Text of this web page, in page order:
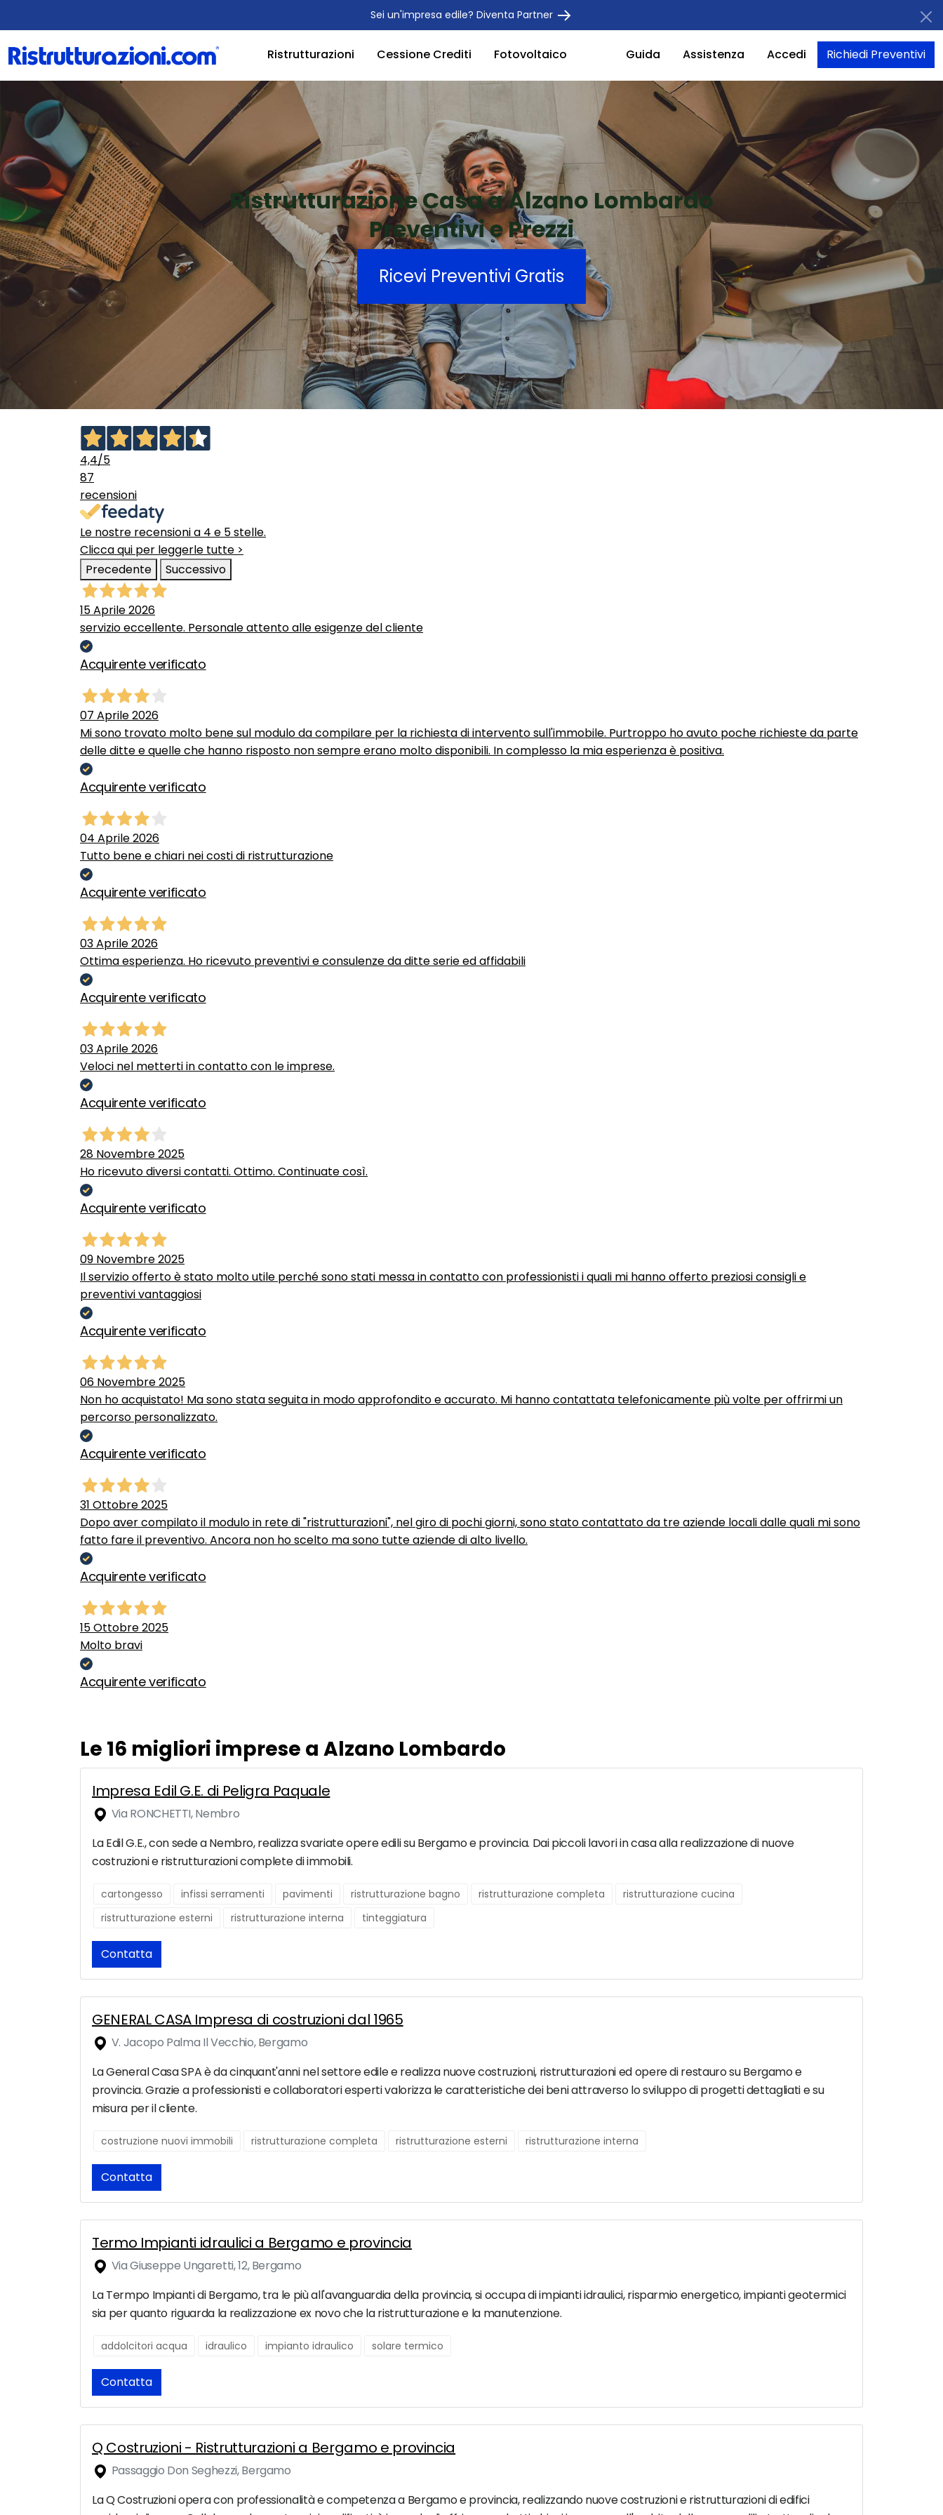
Sei un'impresa edile? Diventa Partner
Ristrutturazioni Cessione Crediti Fotovoltaico Guida Assistenza Accedi Richiedi Preventivi
Ristrutturazione Casa a Alzano Lombardo
Preventivi e Prezzi
Ricevi Preventivi Gratis
4,4/5
87
recensioni
Le nostre recensioni a 4 e 5 stelle.
Clicca qui per leggerle tutte >
Precedente
Successivo
15 Aprile 2026
servizio eccellente. Personale attento alle esigenze del cliente
Acquirente verificato
07 Aprile 2026
Mi sono trovato molto bene sul modulo da compilare per la richiesta di intervento sull'immobile. Purtroppo ho avuto poche richieste da parte
delle ditte e quelle che hanno risposto non sempre erano molto disponibili. In complesso la mia esperienza è positiva.
Acquirente verificato
04 Aprile 2026
Tutto bene e chiari nei costi di ristrutturazione
Acquirente verificato
03 Aprile 2026
Ottima esperienza. Ho ricevuto preventivi e consulenze da ditte serie ed affidabili
Acquirente verificato
03 Aprile 2026
Veloci nel metterti in contatto con le imprese.
Acquirente verificato
28 Novembre 2025
Ho ricevuto diversi contatti. Ottimo. Continuate così.
Acquirente verificato
09 Novembre 2025
Il servizio offerto è stato molto utile perché sono stati messa in contatto con professionisti i quali mi hanno offerto preziosi consigli e
preventivi vantaggiosi
Acquirente verificato
06 Novembre 2025
Non ho acquistato! Ma sono stata seguita in modo approfondito e accurato. Mi hanno contattata telefonicamente più volte per offrirmi un
percorso personalizzato.
Acquirente verificato
31 Ottobre 2025
Dopo aver compilato il modulo in rete di "ristrutturazioni", nel giro di pochi giorni, sono stato contattato da tre aziende locali dalle quali mi sono
fatto fare il preventivo. Ancora non ho scelto ma sono tutte aziende di alto livello.
Acquirente verificato
15 Ottobre 2025
Molto bravi
Acquirente verificato
Le 16 migliori imprese a Alzano Lombardo
Impresa Edil G.E. di Peligra Paquale
Via RONCHETTI, Nembro
La Edil G.E., con sede a Nembro, realizza svariate opere edili su Bergamo e provincia. Dai piccoli lavori in casa alla realizzazione di nuove
costruzioni e ristrutturazioni complete di immobili.
cartongesso infissi serramenti pavimenti ristrutturazione bagno ristrutturazione completa
ristrutturazione cucina
ristrutturazione esterni
ristrutturazione interna tinteggiatura
Contatta
GENERAL CASA Impresa di costruzioni dal 1965
V. Jacopo Palma Il Vecchio, Bergamo
La General Casa SPA è da cinquant'anni nel settore edile e realizza nuove costruzioni, ristrutturazioni ed opere di restauro su Bergamo e
provincia. Grazie a professionisti e collaboratori esperti valorizza le caratteristiche dei beni attraverso lo sviluppo di progetti dettagliati e su
misura per il cliente.
costruzione nuovi immobili ristrutturazione completa ristrutturazione esterni ristrutturazione interna
Contatta
Termo Impianti idraulici a Bergamo e provincia
Via Giuseppe Ungaretti, 12, Bergamo
La Termpo Impianti di Bergamo, tra le più all'avanguardia della provincia, si occupa di impianti idraulici, risparmio energetico, impianti geotermici
sia per quanto riguarda la realizzazione ex novo che la ristrutturazione e la manutenzione.
addolcitori acqua idraulico impianto idraulico solare termico
Contatta
Q Costruzioni - Ristrutturazioni a Bergamo e provincia
Passaggio Don Seghezzi, Bergamo
La Q Costruzioni opera con professionalità e competenza a Bergamo e provincia, realizzando nuove costruzioni e ristrutturazioni di edifici